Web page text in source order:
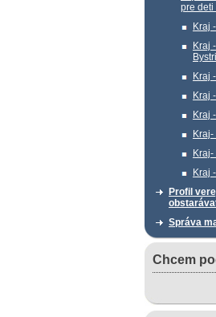
pre deti
Kraj
Kraj
Kraj
Kraj
Kraj
Kraj
Profil
Správa
Chcem